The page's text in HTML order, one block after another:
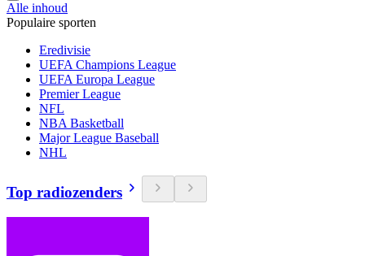
Alle inhoud
Populaire sporten
Eredivisie
UEFA Champions League
UEFA Europa League
Premier League
NFL
NBA Basketball
Major League Baseball
NHL
Top radiozenders